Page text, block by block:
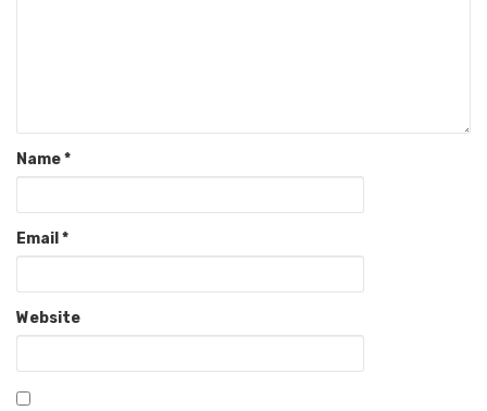
Name*
Email *
Website